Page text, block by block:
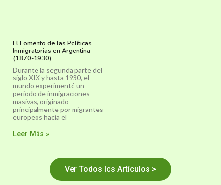
El Fomento de las Políticas
Inmigratorias en Argentina
(1870-1930)
Durante la segunda parte del
siglo XIX y hasta 1930, el
mundo experimentó un
periodo de inmigraciones
masivas, originado
principalmente por migrantes
europeos hacia el
Leer Más »
Ver Todos los Artículos >